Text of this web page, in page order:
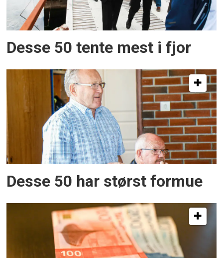
Desse 50 tente mest i fjor
Desse 50 har størst formue